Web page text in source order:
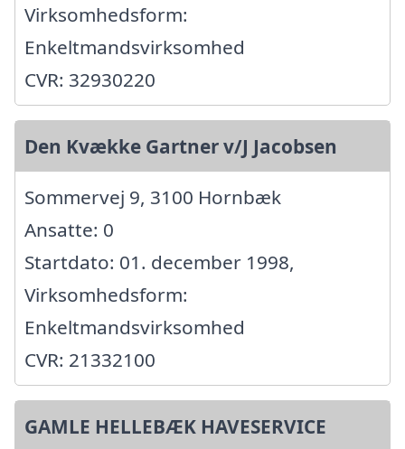
Virksomhedsform:
Enkeltmandsvirksomhed
CVR: 32930220
Den Kvække Gartner v/J Jacobsen
Sommervej 9, 3100 Hornbæk
Ansatte: 0
Startdato: 01. december 1998,
Virksomhedsform:
Enkeltmandsvirksomhed
CVR: 21332100
GAMLE HELLEBÆK HAVESERVICE